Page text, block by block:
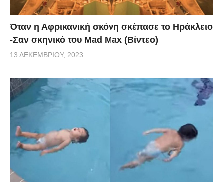
Όταν η Αφρικανική σκόνη σκέπασε το Ηράκλειο
-Σαν σκηνικό του Mad Max (Βίντεο)
13 ΔΕΚΕΜΒΡΊΟΥ, 2023